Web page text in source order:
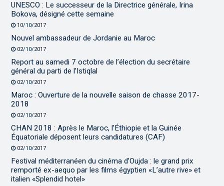
UNESCO : Le successeur de la Directrice générale, Irina
Bokova, désigné cette semaine
10/10/2017
Nouvel ambassadeur de Jordanie au Maroc
02/10/2017
Report au samedi 7 octobre de l’élection du secrétaire
général du parti de l’Istiqlal
02/10/2017
Maroc : Ouverture de la nouvelle saison de chasse 2017-
2018
02/10/2017
CHAN 2018 : Après le Maroc, l’Éthiopie et la Guinée
Équatoriale déposent leurs candidatures (CAF)
02/10/2017
Festival méditerranéen du cinéma d’Oujda : le grand prix
remporté ex-aequo par les films égyptien «L’autre rive» et
italien «Splendid hotel»